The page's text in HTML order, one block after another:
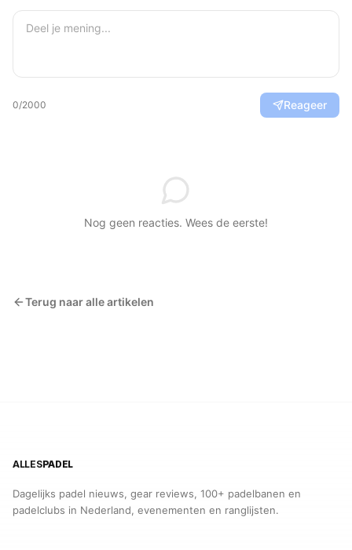
0/2000 Reageer
Nog geen reacties. Wees de eerste!
Terug naar alle artikelen
ALLESPADEL
Dagelijks padel nieuws, gear reviews, 100+ padelbanen en
padelclubs in Nederland, evenementen en ranglijsten.